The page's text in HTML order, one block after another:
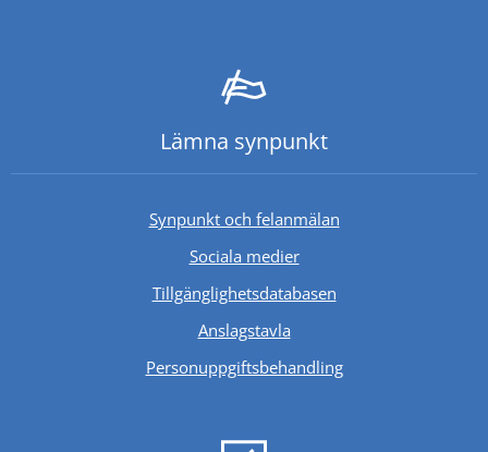
Lämna synpunkt
Synpunkt och felanmälan
Sociala medier
TillgänglighetsdatabasenLänk till annan
Anslagstavla
Personuppgiftsbehandling